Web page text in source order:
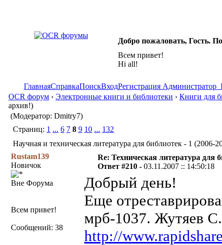
Добро пожаловать, Гость.
Всем привет!
Hi all!
ГлавнаяСправкаПоискВходРегистрация Администратор
OCR форум › Электронные книги и библиотеки › Книги для
архив!)
(Модератор: Dmitry7)
Страниц: 1 ... 6 7 8 9 10 ... 132
Научная и техническая литература для библиотек - 1 (2006-
Rustam139
Новичок
Вне Форума
Всем привет!
Сообщений: 38
Re: Техническая литература для
Ответ #210 -03.11.2007 :: 14:50:18
Добрый день!
Еще
мрб-1037. Жутяев
http://